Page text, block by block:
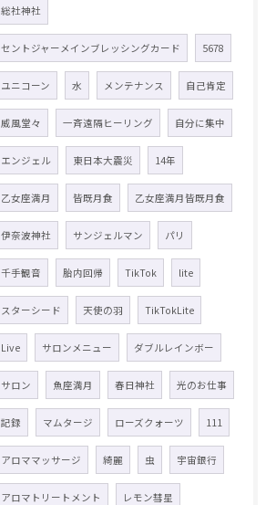
総社神社
セントジャーメインブレッシングカード 5678
ユニコーン 水 メンテナンス 自己肯定
威風堂々 一斉遠隔ヒーリング 自分に集中
エンジェル 東日本大震災 14年
乙女座満月 皆既月食 乙女座満月皆既月食
伊奈波神社 サンジェルマン パリ
千手観音 胎内回帰 TikTok lite
スターシード 天使の羽 TikTokLite
Live サロンメニュー ダブルレインボー
サロン 魚座満月 春日神社 光のお仕事
記録 マムタージ ローズクォーツ 111
アロママッサージ 綺麗 虫 宇宙銀行
アロマトリートメント レモン彗星